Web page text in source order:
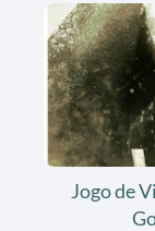
Jogo de